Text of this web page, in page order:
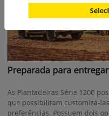
Preparada para
As Plantadeiras Série 1200
que possibilitam customizá-
preferências. Possuem dois